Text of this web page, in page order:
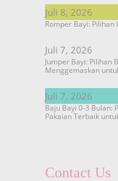
Juli 8, 2026
Romper Bayi:
Juli 7, 2026
Jumper Bayi: Pilihan
Menggemaskan
Juli 7, 2026
Baju Bayi 0-3 Bulan:
Pakaian Terbaik
Contact Us